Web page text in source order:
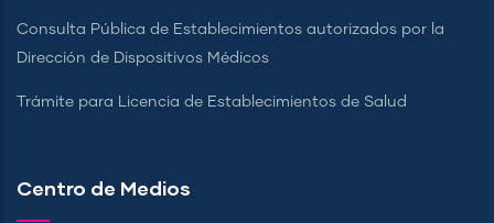
Consulta Pública de Establecimientos autorizados por la
Dirección de Dispositivos Médicos
Trámite para Licencia de Establecimientos de Salud
Centro de Medios